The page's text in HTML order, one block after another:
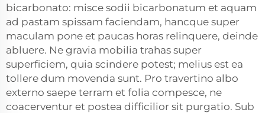
bicarbonato: misce sodii bicarbonatum et aquam
ad pastam spissam faciendam, hancque super
maculam pone et paucas horas relinquere, deinde
abluere. Ne gravia mobilia trahas super
superficiem, quia scindere potest; melius est ea
tollere dum movenda sunt. Pro travertino albo
externo saepe terram et folia compesce, ne
coacerventur et postea difficilior sit purgatio. Sub